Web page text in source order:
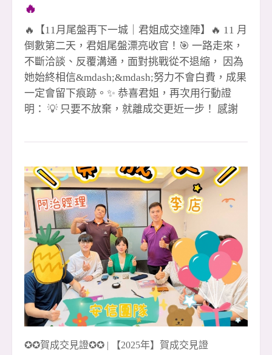
🔥
🔥【11月尾盤再下一城｜君姐成交達陣】🔥 11 月
倒數第二天，君姐尾盤漂亮收官！🎯 一路走來，
不斷洽談、反覆溝通，面對挑戰從不退縮， 因為
她始終相信&mdash;&mdash;努力不會白費，成果
一定會留下痕跡。✨ 恭喜君姐，再次用行動證
明： 💡 只要不放棄，就離成交更近一步！ 感謝
彼此托住💪 每一戶成交，背後都是專業、信任與
然選擇用 專業 &times; 熱情 &times; 行動力 把每
一次機會做到最好、做到完整🏡 🚀 年底衝刺正式
啟動 如果你也想和一群不輕易放棄的人一起打
拚、一起成長、一起創造成就感， 歡迎加入我
們，一起把 2024 的最後篇章寫得更精彩！✨
✪✪賀成交見證✪✪ |
【2025年】賀成交見證